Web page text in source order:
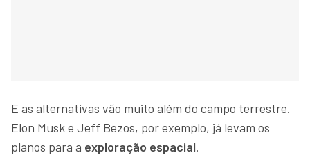
E as alternativas vão muito além do campo terrestre.
Elon Musk e Jeff Bezos, por exemplo, já levam os
planos para a exploração espacial.